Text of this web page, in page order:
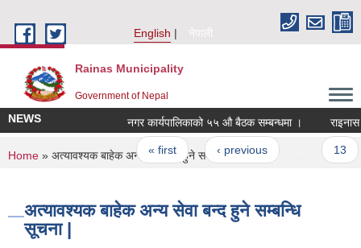
English
नेपाली
Rainas Municipality
Government of Nepal
NEWS नगर कार्यपालिकाको ५५ औ बैठक सम्बन्धमा ।
Pages
« first ‹ previous 13
You are here
Home » अत्यावश्यक बाहेक अन्य सेवा बन्द हुने सम्बन्धि सूचना |
अत्यावश्यक बाहेक अन्य सेवा बन्द हुने सम्बन्धि
सूचना |